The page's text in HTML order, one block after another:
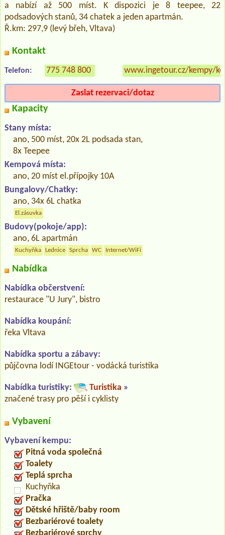
a nabízí až 500 míst. K dispozici je 8 teepee, 22
podsadových stanů, 34 chatek a jeden apartmán.
Ř.km: 297,9 (levý břeh, Vltava)
Kontakt
Telefon: 775 748 800 www.ingetour.cz/kempy/
Zaslat rezervaci/dotaz
Kapacity
Stany místa:
ano, 500 míst, 20x 2L podsada stan,
8x Teepee
Kempová místa:
ano, 20 míst el.přípojky 10A
Bungalovy/Chatky:
ano, 34x 6L chatka
El.zásuvka
Budovy(pokoje/app):
ano, 6L apartmán
Kuchyňka Lednice Sprcha WC Internet/WiFi
Nabídka
Nabídka občerstvení:
restaurace "U Jury", bistro
Nabídka koupání:
řeka Vltava
Nabídka sportu a zábavy:
půjčovna lodí INGEtour - vodácká turistika
Nabídka turistiky: Turistika »
značené trasy pro pěší i cyklisty
Vybavení
Vybavení kempu:
Pitná voda společná
Toalety
Teplá sprcha
Kuchyňka
Pračka
Dětské hřiště/baby room
Bezbariérové toalety